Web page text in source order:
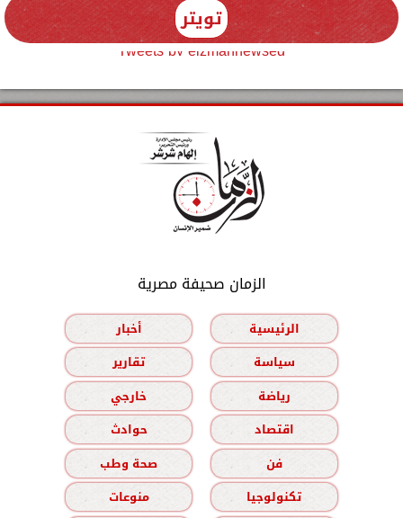
تويتر
Tweets by elzmannewseg
الزمان صحيفة مصرية
الرئيسية
أخبار
سياسة
تقارير
رياضة
خارجي
اقتصاد
حوادث
فن
صحة وطب
تكنولوجيا
منوعات